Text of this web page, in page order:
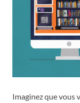
Imaginez que vous